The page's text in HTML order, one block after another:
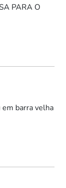
PARA O
em barra velha